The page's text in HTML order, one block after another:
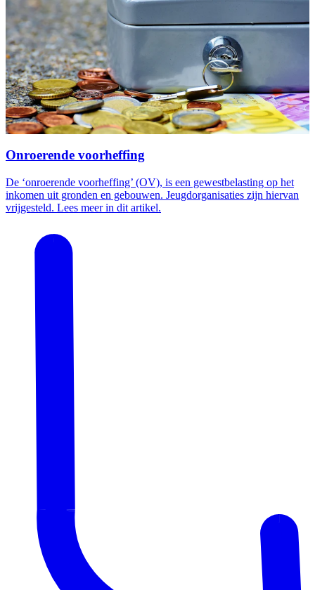
Onroerende voorheffing
De ‘onroerende voorheffing’ (OV), is een gewestbelasting op het
inkomen uit gronden en gebouwen. Jeugdorganisaties zijn hiervan
vrijgesteld. Lees meer in dit artikel.